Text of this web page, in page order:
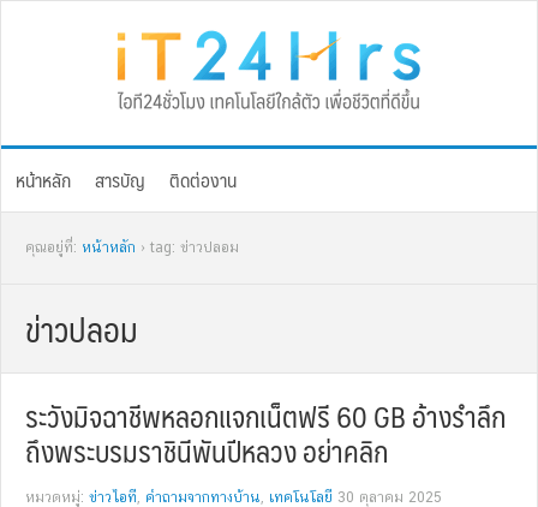
หน้าหลัก สารบัญ ติดต่องาน
คุณอยู่ที่: หน้าหลัก › tag: ข่าวปลอม
ข่าวปลอม
ระวังมิจฉาชีพหลอกแจกเน็ตฟรี 60 GB อ้างรำลึก
ถึงพระบรมราชินีพันปีหลวง อย่าคลิก
หมวดหมู่: ข่าวไอที, คำถามจากทางบ้าน, เทคโนโลยี 30 ตุลาคม 2025